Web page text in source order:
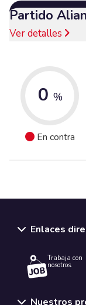
Partido
Ver detalles
0 %
En contra
Enlaces
Trabaja con
nosotros.
Nuestros